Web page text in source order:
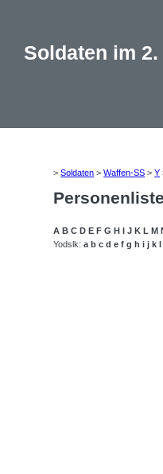
Soldaten im
>Soldaten >Waffen-SS >Y
Personenliste
A B C D E F G H I J K L M
Yodslk:a b c d e f g h i j k l